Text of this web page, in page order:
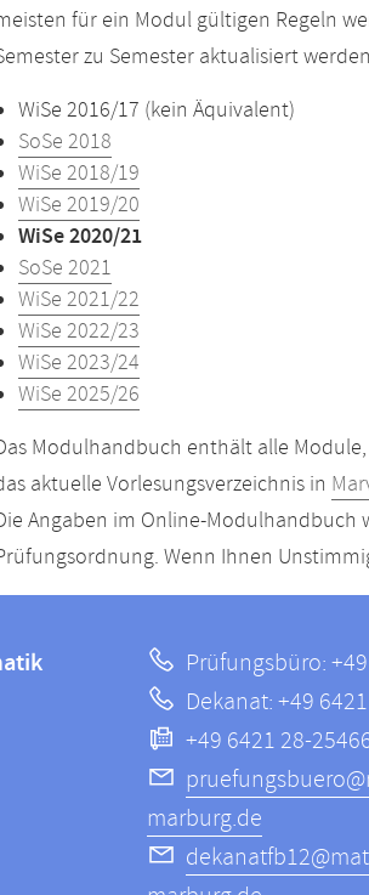
für ein Modul gültigen Regeln
zu Semester aktualisiert
WiSe 2016/17 (kein Äquivalent)
SoSe 2018
WiSe 2018/19
WiSe 2019/20
WiSe 2020/21
SoSe 2021
WiSe 2021/22
WiSe 2022/23
WiSe 2023/24
WiSe 2025/26
Modulhandbuch enthält alle
aktuelle Vorlesungsverzeichnis in
Angaben im Online-
Wenn Ihnen
Prüfungsbüro:
Dekanat: +49
+49 6421 28-
marburg.de